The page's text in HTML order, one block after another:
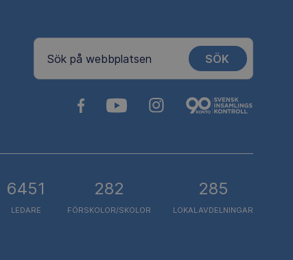
Sök på webbplatsen SÖK
6451
LEDARE
282
FÖRSKOLOR/SKOLOR
285
LOKALAVDELNINGAR